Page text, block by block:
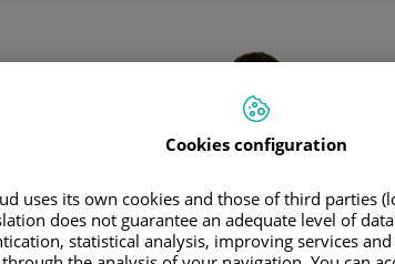
AgustinBalboa
Cookies configuration
uses its own cookies and those of third parties
does not guarantee an adequate level of
statistical analysis, improving services